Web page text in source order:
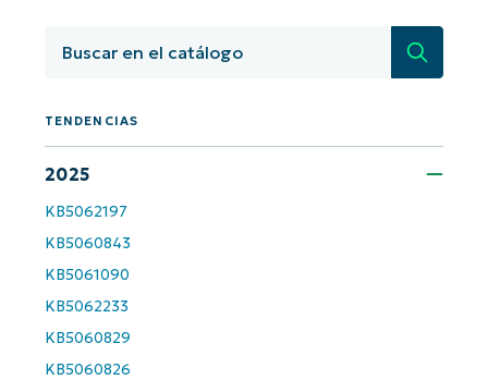
TENDENCIAS
2025
KB5062197
KB5060843
KB5061090
KB5062233
KB5060829
KB5060826
basados en IA de NinjaOne!
Business
number*
País
Company